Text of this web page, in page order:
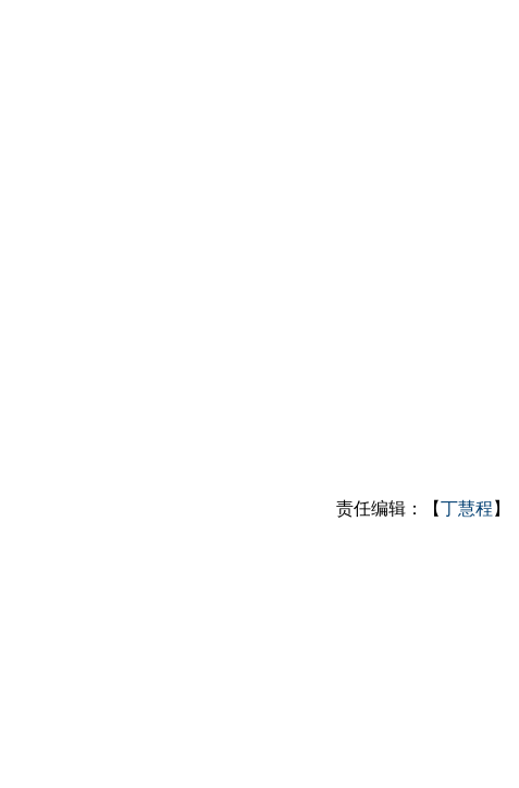
责任编辑：【丁慧程 】